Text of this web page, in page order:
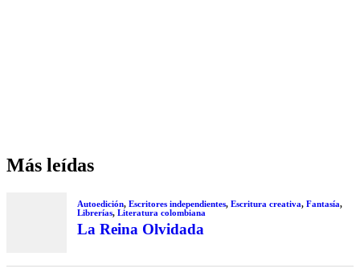
Más leídas
Autoedición, Escritores independientes, Escritura creativa, Fantasía,
Librerías, Literatura colombiana
La Reina Olvidada